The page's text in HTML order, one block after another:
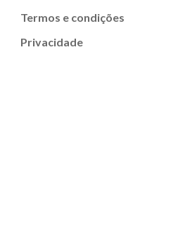
Termos e condições
Privacidade